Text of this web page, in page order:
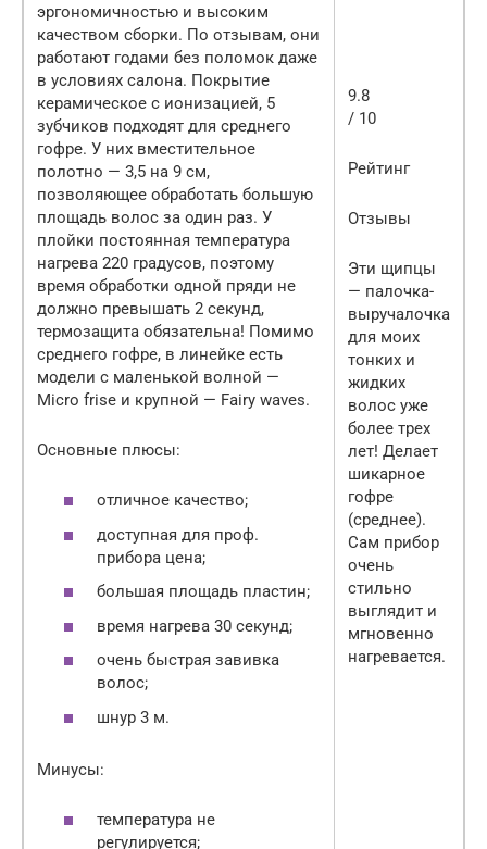
эргономичностью и высоким
качеством сборки. По отзывам, они
работают годами без поломок даже
в условиях салона. Покрытие
керамическое с ионизацией, 5
зубчиков подходят для среднего
гофре. У них вместительное
полотно — 3,5 на 9 см,
позволяющее обработать большую
площадь волос за один раз. У
плойки постоянная температура
нагрева 220 градусов, поэтому
время обработки одной пряди не
должно превышать 2 секунд,
термозащита обязательна! Помимо
среднего гофре, в линейке есть
модели с маленькой волной —
Micro frise и крупной — Fairy waves.
Основные плюсы:
отличное качество;
доступная для проф.
прибора цена;
большая площадь пластин;
время нагрева 30 секунд;
очень быстрая завивка
волос;
шнур 3 м.
Минусы:
температура не
регулируется;
9.8
/ 10
Рейтинг
Отзывы
Эти щипцы
— палочка-
выручалочка
для моих
тонких и
жидких
волос уже
более трех
лет! Делает
шикарное
гофре
(среднее).
Сам прибор
очень
стильно
выглядит и
мгновенно
нагревается.